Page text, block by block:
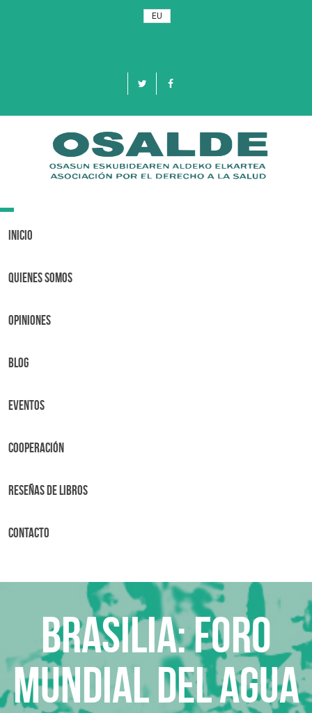
EU
Toggle
Inicio
Quienes Somos
OPINIONES
BLOG
Eventos
Cooperación
Reseñas de libros
Contacto
Brasilia: Foro
Mundial del Agua